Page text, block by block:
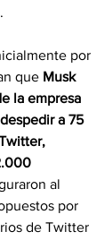
por
que Musk
la empresa
a 75
al
por
de Twitter